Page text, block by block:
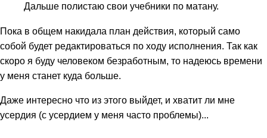
Дальше полистаю свои учебники по матану.
Пока в общем накидала план действия, который само
собой будет редактироваться по ходу исполнения. Так как
скоро я буду человеком безработным, то надеюсь времени
у меня станет куда больше.
Даже интересно что из этого выйдет, и хватит ли мне
усердия (с усердием у меня часто проблемы)...